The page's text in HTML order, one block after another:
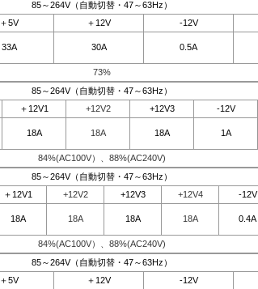
85～264V（自動切替・47～63Hz）
＋5V ＋12V -12V
33A 30A 0.5A
73%
85～264V（自動切替・47～63Hz）
＋12V1 +12V2 +12V3 -12V
18A 18A 18A 1A
84%(AC100V）、88%(AC240V)
85～264V（自動切替・47～63Hz）
＋12V1 +12V2 +12V3 +12V4 -12V
18A 18A 18A 18A 0.4A
84%(AC100V）、88%(AC240V)
85～264V（自動切替・47～63Hz）
＋5V ＋12V -12V